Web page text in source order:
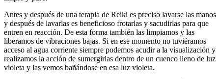
Antes y después de una terapia de Reiki es preciso lavarse las manos
y después de lavarlas es beneficioso frotarlas y sacudirlas para que
entren en reacción. De esta forma también las limpiamos y las
liberamos de vibraciones bajas. Si en ese momento no tuviéramos
acceso al agua corriente siempre podemos acudir a la visualización y
realizamos la acción de sumergirlas dentro de un cuenco lleno de luz
violeta y las vemos bañándose en esa luz violeta.